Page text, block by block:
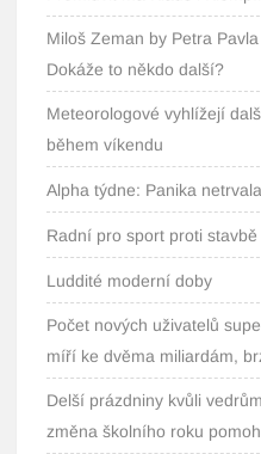
Miloš Zeman by Petra
Dokáže to někdo další?
Meteorologové vyhlížejí
během víkendu
Alpha týdne: Panika
Radní pro sport proti
Luddité moderní doby
Počet nových uživatelů
míří ke dvěma miliardám,
Delší prázdniny kvůli
změna školního roku